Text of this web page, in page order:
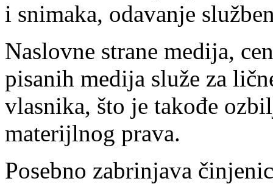
i snimaka, odavanje
Naslovne strane medija,
pisanih medija služe za
vlasnika, što je takođe
materijlnog prava.
Posebno zabrinjava